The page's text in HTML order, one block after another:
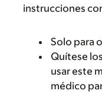
instrucciones
Solo para
Quítese
usar este
médico